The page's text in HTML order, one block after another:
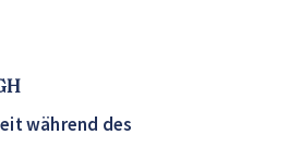
während des